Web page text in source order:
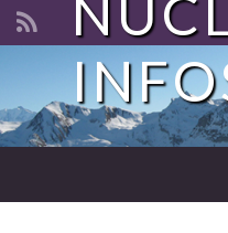
Search for: